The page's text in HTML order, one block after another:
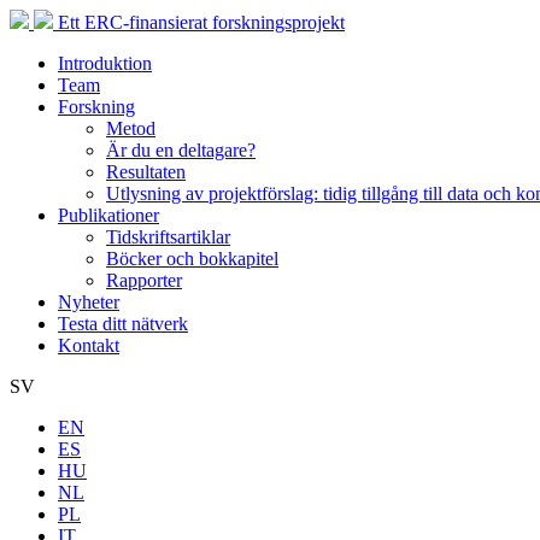
Ett ERC-finansierat forskningsprojekt
Introduktion
Team
Forskning
Metod
Är du en deltagare?
Resultaten
Utlysning av projektförslag: tidig tillgång till data och
Publikationer
Tidskriftsartiklar
Böcker och bokkapitel
Rapporter
Nyheter
Testa ditt nätverk
Kontakt
SV
EN
ES
HU
NL
PL
IT